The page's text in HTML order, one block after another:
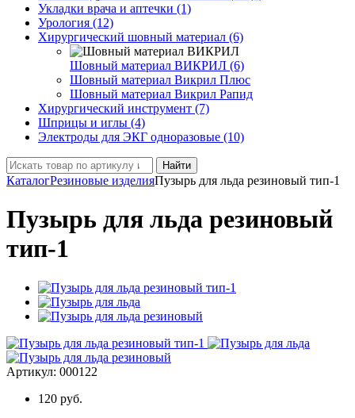
Укладки врача и аптечки (1)
Урология (12)
Хирургический шовный материал (6)
Шовный материал ВИКРИЛ (6)
Шовный материал Викрил Плюс
Шовный материал Викрил Рапид
Хирургический инструмент (7)
Шприцы и иглы (4)
Электроды для ЭКГ одноразовые (10)
Найти
КаталогРезиновые изделияПузырь для льда резиновый тип-1
Пузырь для льда резиновый
тип-1
Артикул: 000122
120 руб.